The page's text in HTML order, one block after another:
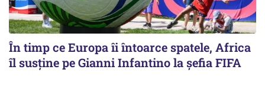
În timp ce Europa îi întoarce spatele, Africa
îl susține pe Gianni Infantino la șefia FIFA